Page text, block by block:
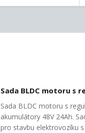
Sada BLDC motoru s
Sada BLDC motoru s
akumulátory 48V 24Ah.
pro stavbu elektrovozíku